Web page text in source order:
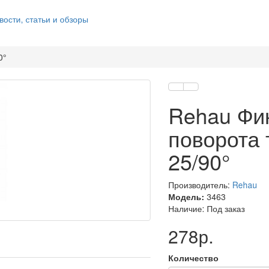
статьи и обзоры
Rehau
поворота
25/90°
Производитель: Rehau
Модель: 3463
Наличие: Под заказ
278р.
Количество